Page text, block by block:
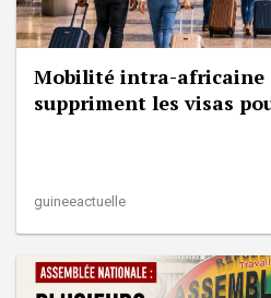
Mobilité intra-africaine
suppriment les visas
guineeactuelle